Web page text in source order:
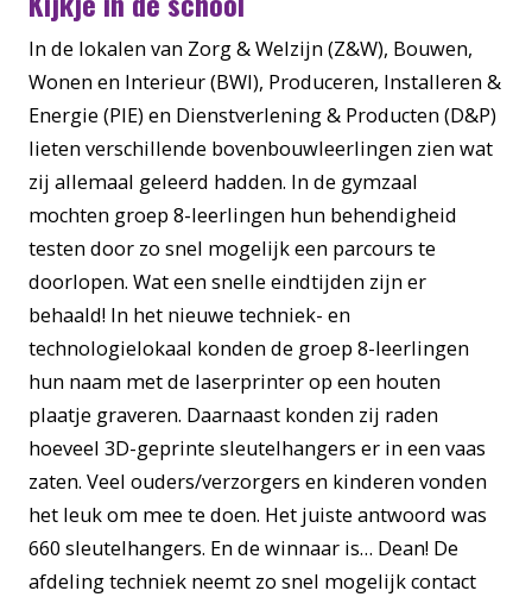
In de lokalen van Zorg & Welzijn (Z&W), Bouwen,
Wonen en Interieur (BWI), Produceren, Installeren &
Energie (PIE) en Dienstverlening & Producten (D&P)
lieten verschillende bovenbouwleerlingen zien wat
zij allemaal geleerd hadden. In de gymzaal
mochten groep 8-leerlingen hun behendigheid
testen door zo snel mogelijk een parcours te
doorlopen. Wat een snelle eindtijden zijn er
behaald! In het nieuwe techniek- en
technologielokaal konden de groep 8-leerlingen
hun naam met de laserprinter op een houten
plaatje graveren. Daarnaast konden zij raden
hoeveel 3D-geprinte sleutelhangers er in een vaas
zaten. Veel ouders/verzorgers en kinderen vonden
het leuk om mee te doen. Het juiste antwoord was
660 sleutelhangers. En de winnaar is… Dean! De
afdeling techniek neemt zo snel mogelijk contact